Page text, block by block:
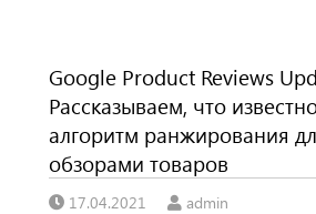
Google Product Reviews
Рассказываем, что
алгоритм ранжирования
обзорами товаров
17.04.2021
admin